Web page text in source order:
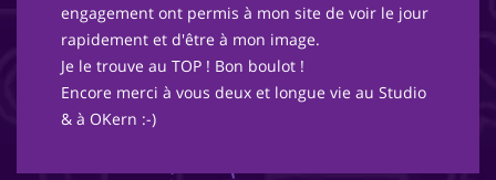
engagement ont permis à mon site de voir le jour
rapidement et d'être à mon image.
Je le trouve au TOP ! Bon boulot !
Encore merci à vous deux et longue vie au Studio
& à OKern :-)